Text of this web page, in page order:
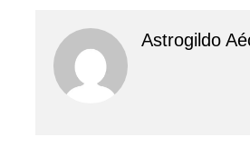
Astrogildo